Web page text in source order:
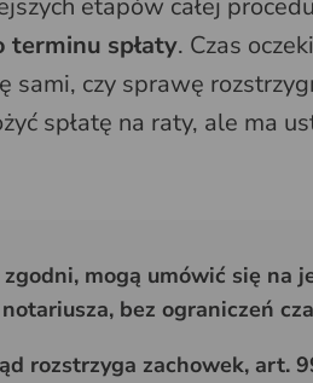
etapów całej
terminu spłaty. Czas
sami, czy sprawę
spłatę na raty, ale ma
mogą umówić się na
bez ograniczeń
rozstrzyga zachowek, art.